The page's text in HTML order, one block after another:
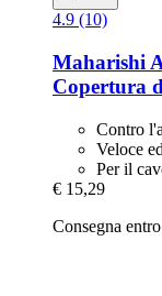
4.9 (10)
Maharishi
Copertura
Contro
Veloce
Per il
€ 15,29
Consegna